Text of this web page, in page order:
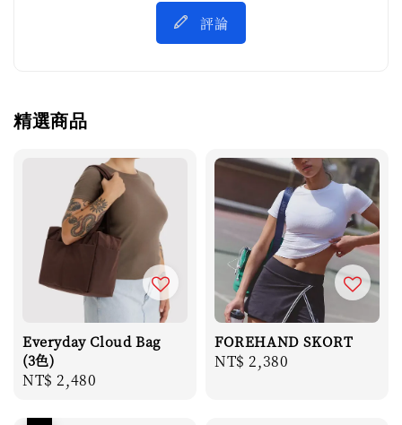
評論
精選商品
Everyday Cloud Bag
(3色)
Regular
NT$ 2,480
FOREHAND SKORT
Regular
NT$ 2,380